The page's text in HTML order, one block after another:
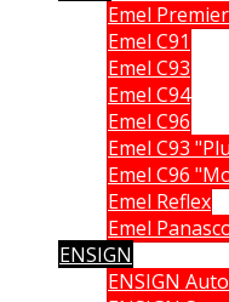
Emel
Emel C91
Emel C93
Emel C94
Emel C96
Emel C93
Emel C96
Emel Reflex
Emel
ENSIGN
ENSIGN